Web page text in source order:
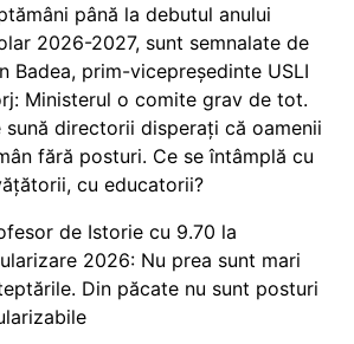
până la debutul anului
2026-2027, sunt semnalate de
Badea, prim-vicepreședinte USLI
Ministerul o comite grav de tot.
sună directorii disperați că oamenii
fără posturi. Ce se întâmplă cu
cu educatorii?
de Istorie cu 9.70 la
2026: Nu prea sunt mari
Din păcate nu sunt posturi